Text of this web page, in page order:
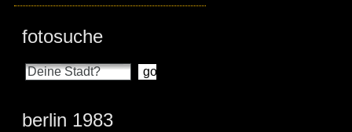
fotosuche
berlin 1983